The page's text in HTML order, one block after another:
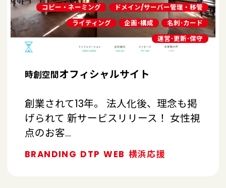
コピー・ネーミング
ドメイン/サーバー管理・移管
ライティング
企画･構成
名刺･カード
運営･更新･保守
時創空間オフィシャルサイト
創業されて13年。 法人化後、理念も掲
げられて 新サービスリリース！ 女性視
点のお客…
BRANDING DTP WEB 横浜応援